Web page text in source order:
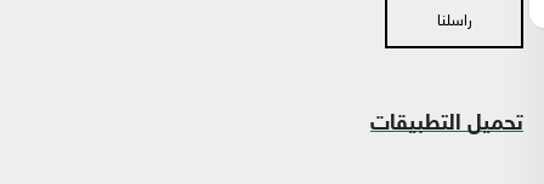
راسلنا
تحميل التطبيقات